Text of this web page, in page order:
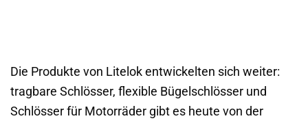
Die Produkte von Litelok entwickelten sich weiter:
tragbare Schlösser, flexible Bügelschlösser und
Schlösser für Motorräder gibt es heute von der